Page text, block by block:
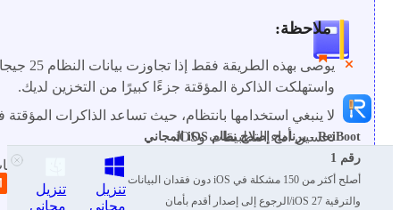
ملاحظة:
يوصى بهذه الطريقة فقط إذا
واستهلكت الذاكرة المؤقتة جزءًا كبيرًا من التخزين لديك.
لا ينبغي استخدامها بانتظام، حيث تساعد الذاكرات المؤقتة
تحسين أداء التطبيقات وiOS.
تختلف الفعالية: يرى بعض المستخدمين تقليلًا كبيرًا في
النظام، بينما يلاحظ آخرون تغيرًا قليلًا أو لا شيء.
ReiBoot - برنامج إصلاح نظام iOS المجاني
رقم 1
أصلح أكثر من 150 مشكلة في iOS دون فقدان البيانات
والترقية iOS 27/الرجوع إلى إصدار أقدم بأمان
تنزيل
مجاني
تنزيل
مجاني